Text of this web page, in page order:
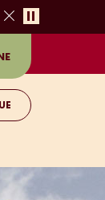
Fermer